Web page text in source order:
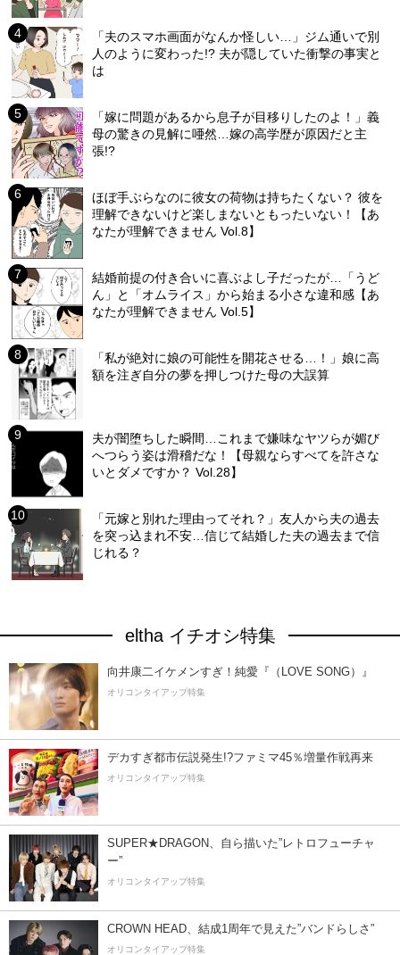
「夫のスマホ画面がなんか怪しい…」ジム通いで別
人のように変わった!? 夫が隠していた衝撃の事実と
は
「嫁に問題があるから息子が目移りしたのよ！」義
母の驚きの見解に唖然…嫁の高学歴が原因だと主
張!?
ほぼ手ぶらなのに彼女の荷物は持ちたくない？ 彼を
理解できないけど楽しまないともったいない！【あ
なたが理解できません Vol.8】
結婚前提の付き合いに喜ぶよし子だったが…「うど
ん」と「オムライス」から始まる小さな違和感【あ
なたが理解できません Vol.5】
「私が絶対に娘の可能性を開花させる…！」娘に高
額を注ぎ自分の夢を押しつけた母の大誤算
夫が闇堕ちした瞬間…これまで嫌味なヤツらが媚び
へつらう姿は滑稽だな！【母親ならすべてを許さな
いとダメですか？ Vol.28】
「元嫁と別れた理由ってそれ？」友人から夫の過去
を突っ込まれ不安…信じて結婚した夫の過去まで信
じれる？
eltha イチオシ特集
向井康二イケメンすぎ！純愛『（LOVE SONG）』
オリコンタイアップ特集
デカすぎ都市伝説発生!?ファミマ45％増量作戦再来
オリコンタイアップ特集
SUPER★DRAGON、自ら描いた”レトロフューチャ
ー”
オリコンタイアップ特集
CROWN HEAD、結成1周年で見えた”バンドらしさ”
オリコンタイアップ特集